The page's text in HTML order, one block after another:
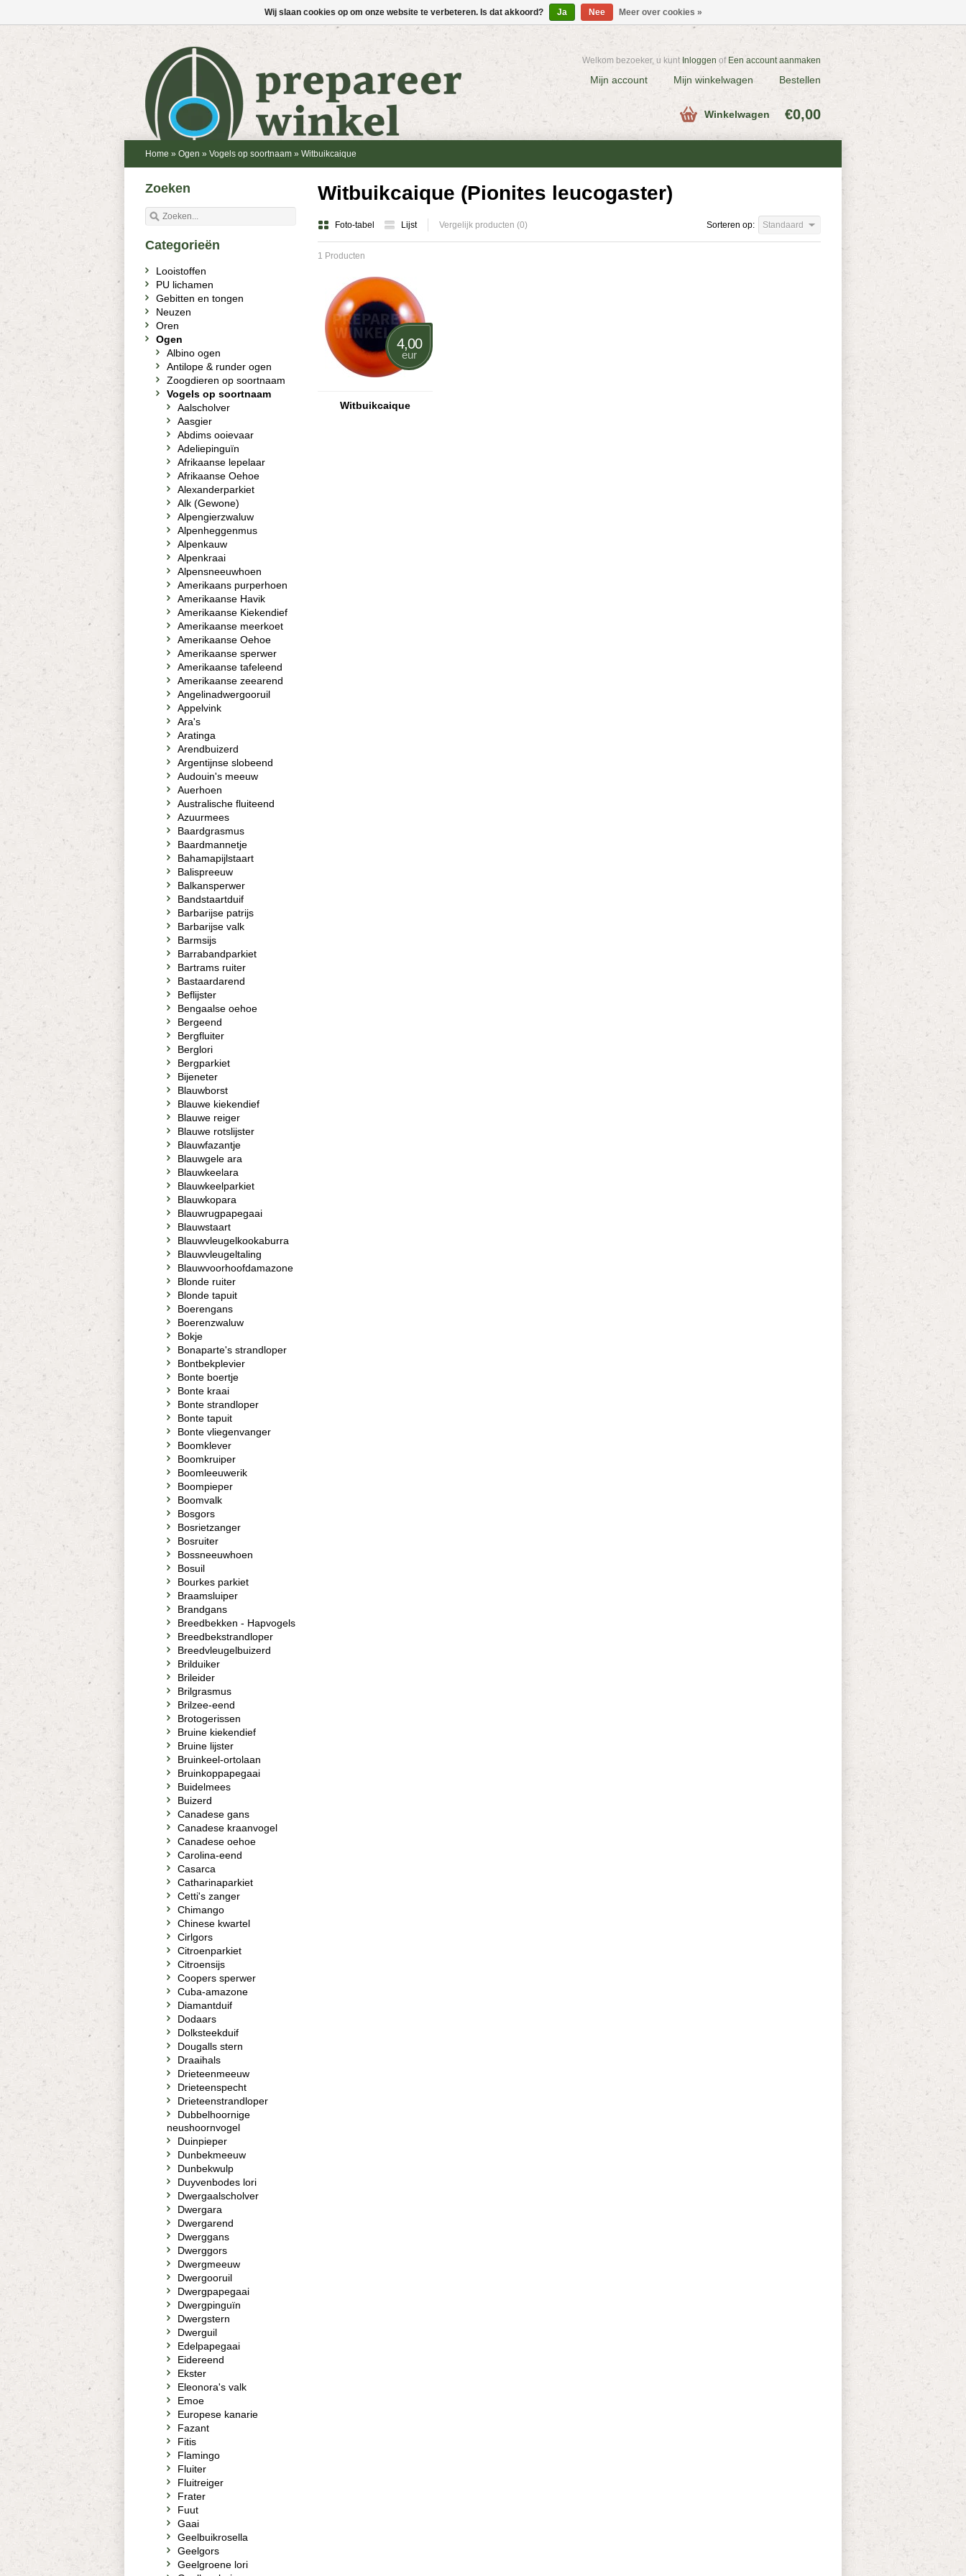
Welkom bezoeker, u kunt Inloggen of Een account aanmaken
Mijn account Mijn winkelwagen Bestellen
Winkelwagen €0,00
Home » Ogen » Vogels op soortnaam » Witbuikcaique
Witbuikcaique (Pionites leucogaster)
Foto-tabel Lijst Vergelijk producten (0) Sorteren op: Standaard
1 Producten
4,00
eur
Witbuikcaique
Zoeken
Categorieën
Looistoffen
PU lichamen
Gebitten en tongen
Neuzen
Oren
Ogen
Albino ogen
Antilope & runder ogen
Zoogdieren op soortnaam
Vogels op soortnaam
Aalscholver
Aasgier
Abdims ooievaar
Adeliepinguïn
Afrikaanse lepelaar
Afrikaanse Oehoe
Alexanderparkiet
Alk (Gewone)
Alpengierzwaluw
Alpenheggenmus
Alpenkauw
Alpenkraai
Alpensneeuwhoen
Amerikaans purperhoen
Amerikaanse Havik
Amerikaanse Kiekendief
Amerikaanse meerkoet
Amerikaanse Oehoe
Amerikaanse sperwer
Amerikaanse tafeleend
Amerikaanse zeearend
Angelinadwergooruil
Appelvink
Ara's
Aratinga
Arendbuizerd
Argentijnse slobeend
Audouin's meeuw
Auerhoen
Australische fluiteend
Azuurmees
Baardgrasmus
Baardmannetje
Bahamapijlstaart
Balispreeuw
Balkansperwer
Bandstaartduif
Barbarijse patrijs
Barbarijse valk
Barmsijs
Barrabandparkiet
Bartrams ruiter
Bastaardarend
Beflijster
Bengaalse oehoe
Bergeend
Bergfluiter
Berglori
Bergparkiet
Bijeneter
Blauwborst
Blauwe kiekendief
Blauwe reiger
Blauwe rotslijster
Blauwfazantje
Blauwgele ara
Blauwkeelara
Blauwkeelparkiet
Blauwkopara
Blauwrugpapegaai
Blauwstaart
Blauwvleugelkookaburra
Blauwvleugeltaling
Blauwvoorhoofdamazone
Blonde ruiter
Blonde tapuit
Boerengans
Boerenzwaluw
Bokje
Bonaparte's strandloper
Bontbekplevier
Bonte boertje
Bonte kraai
Bonte strandloper
Bonte tapuit
Bonte vliegenvanger
Boomklever
Boomkruiper
Boomleeuwerik
Boompieper
Boomvalk
Bosgors
Bosrietzanger
Bosruiter
Bossneeuwhoen
Bosuil
Bourkes parkiet
Braamsluiper
Brandgans
Breedbekken - Hapvogels
Breedbekstrandloper
Breedvleugelbuizerd
Brilduiker
Brileider
Brilgrasmus
Brilzee-eend
Brotogerissen
Bruine kiekendief
Bruine lijster
Bruinkeel-ortolaan
Bruinkoppapegaai
Buidelmees
Buizerd
Canadese gans
Canadese kraanvogel
Canadese oehoe
Carolina-eend
Casarca
Catharinaparkiet
Cetti's zanger
Chimango
Chinese kwartel
Cirlgors
Citroenparkiet
Citroensijs
Coopers sperwer
Cuba-amazone
Diamantduif
Dodaars
Dolksteekduif
Dougalls stern
Draaihals
Drieteenmeeuw
Drieteenspecht
Drieteenstrandloper
Dubbelhoornige
neushoornvogel
Duinpieper
Dunbekmeeuw
Dunbekwulp
Duyvenbodes lori
Dwergaalscholver
Dwergara
Dwergarend
Dwerggans
Dwerggors
Dwergmeeuw
Dwergooruil
Dwergpapegaai
Dwergpinguïn
Dwergstern
Dwerguil
Edelpapegaai
Eidereend
Ekster
Eleonora's valk
Emoe
Europese kanarie
Fazant
Fitis
Flamingo
Fluiter
Fluitreiger
Frater
Fuut
Gaai
Geelbuikrosella
Geelgors
Geelgroene lori
Wij slaan cookies op om onze website te verbeteren. Is dat akkoord? Ja Nee Meer over cookies »